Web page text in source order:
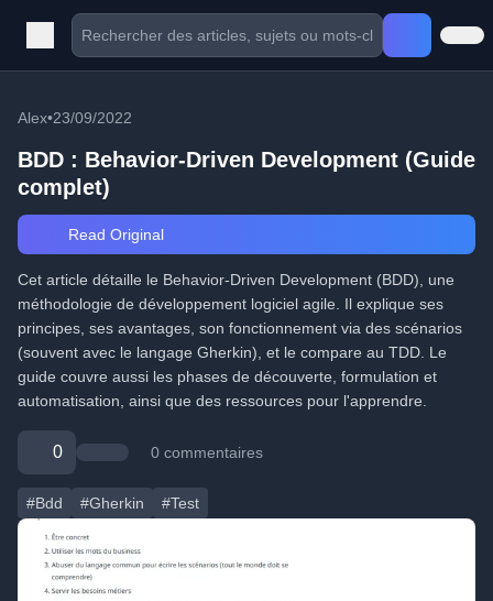
Alex•23/09/2022
BDD : Behavior-Driven Development (Guide
complet)
Read Original
Cet article détaille le Behavior-Driven Development (BDD), une
méthodologie de développement logiciel agile. Il explique ses
principes, ses avantages, son fonctionnement via des scénarios
(souvent avec le langage Gherkin), et le compare au TDD. Le
guide couvre aussi les phases de découverte, formulation et
automatisation, ainsi que des ressources pour l'apprendre.
0 0 commentaires
#Bdd #Gherkin #Test